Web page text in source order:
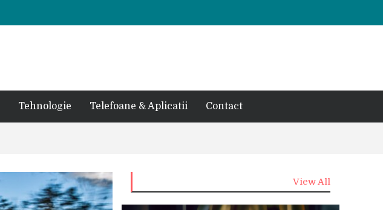
Tehnologie Telefoane & Aplicatii Contact
View All